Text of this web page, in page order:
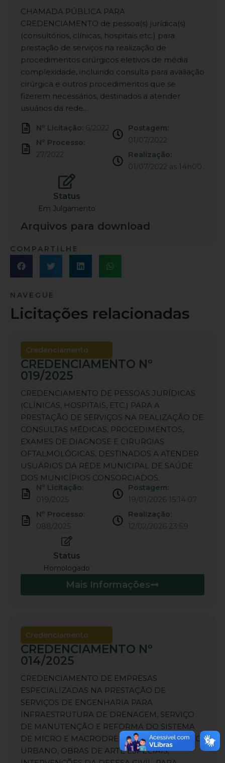
CHAMADA PÚBLICA PARA
CREDENCIAMENTO de pessoa(s) jurídica(s)
(consultórios, clínicas, hospitais etc.) para
prestação de serviços na realização de
procedimentos cirúrgicos eletivos de média
complexidade, incluindo consulta para avaliação
cirúrgica e outros procedimentos que se
fizerem necessários, destinados a atender
usuários da rede…
Nº Licitação: 6/2022
Nº Processo:
27/2022
Postagem:
01/07/2022
Realização:
01/07/2022 às 14h00
Status
Em Julgamento
Arquivos para download
COMPARTILHE
NAVEGUE
Licitações relacionadas
Credenciamento
CREDENCIAMENTO Nº
019/2025
CREDENCIAMENTO DE PESSOAS JURÍDICAS
(CLÍNICAS, HOSPITAIS, ETC.) PARA A
PRESTAÇÃO DE SERVIÇOS NA REALIZAÇÃO DE
CONSULTAS MÉDICAS, PROCEDIMENTOS,
EXAMES DE DIAGNOSE E CIRURGIAS
OFTALMOLÓGICAS, DESTINADOS A ATENDER
USUÁRIOS DA REDE MUNICIPAL DE SAÚDE
DOS MUNICÍPIOS CONSORCIADOS.
Nº Licitação:
019/2025
Nº Processo:
088/2025
Postagem:
19/01/2026 15:14:07
Realização:
12/02/2026 23:59
Status
Homologado
Mais Informações
Credenciamento
CREDENCIAMENTO Nº
014/2025
CREDENCIAMENTO DE EMPRESAS
ESPECIALIZADAS NA PRESTAÇÃO DE
SERVIÇOS DE ENGENHARIA PARA
INFRAESTRUTURA DE DRENAGEM, SERVIÇO
DE MANUTENÇÃO E REFORMA DO SISTEMA
DE MICRO E MACRODRENAGEM, MOBILIARIO
URBANO, OBRAS DE ARTE ESPECIAIS,